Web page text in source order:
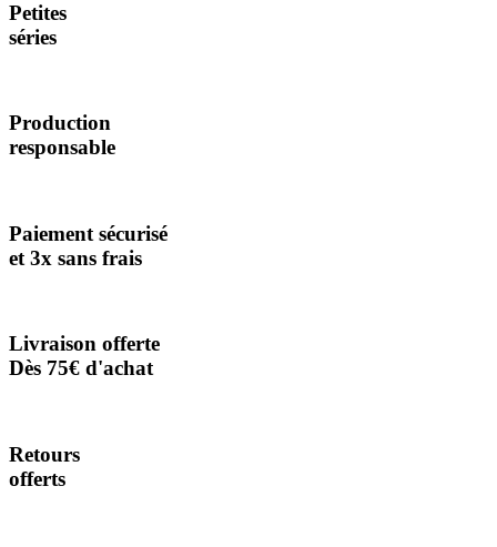
Petites
séries
Production
responsable
Paiement sécurisé
et 3x sans frais
Livraison offerte
Dès 75€ d'achat
Retours
offerts